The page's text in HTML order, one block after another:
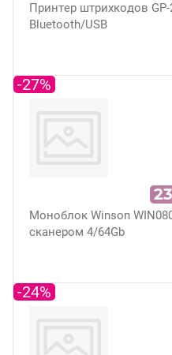
Принтер штрихкодов GP-
Bluetooth/USB
Моноблок Winson
сканером 4/64Gb
-27%
-24%